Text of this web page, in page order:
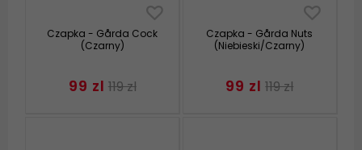
Czapka - Gårda Cock
(Czarny)
99 zl 119 zl
Czapka - Gårda Nuts
(Niebieski/Czarny)
99 zl 119 zl